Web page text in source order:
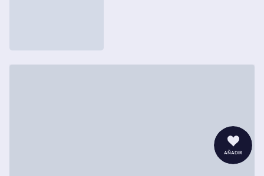
añadir